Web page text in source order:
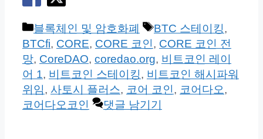
카
테
고
리
블록체인 및 암호화폐
태
그
BTC 스테이킹,
BTCfi, CORE, CORE 코인, CORE 코인 전
망, CoreDAO, coredao.org, 비트코인 레이
어 1, 비트코인 스테이킹, 비트코인 해시파워
위임, 사토시 플러스, 코어 코인, 코어다오,
코어다오코인
댓글 남기기